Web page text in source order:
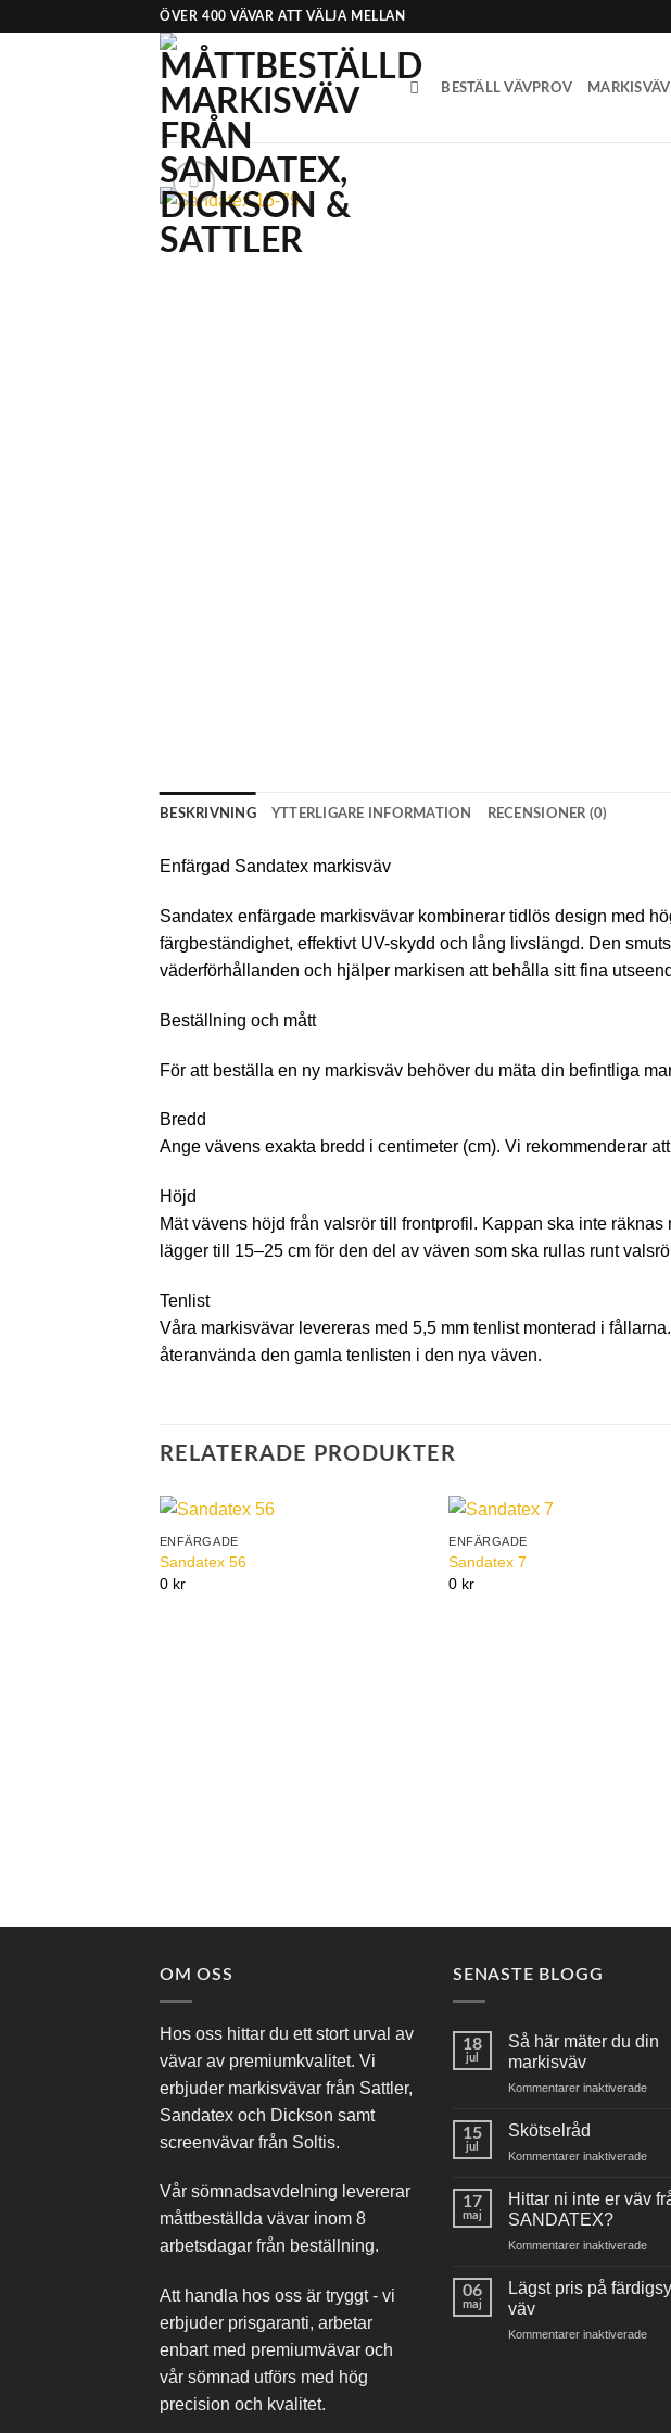
ÖVER 400 VÄVAR ATT VÄLJA MELLAN
BESTÄLL VÄVPROV MARKISVÄV
BESKRIVNING YTTERLIGARE INFORMATION RECENSIONER (0)
Enfärgad Sandatex markisväv
Sandatex enfärgade markisvävar kombinerar tidlös design med
färgbeständighet, effektivt UV-skydd och lång livslängd. Den
väderförhållanden och hjälper markisen att behålla sitt fina
Beställning och mått
För att beställa en ny markisväv behöver du mäta din befintliga
Bredd
Ange vävens exakta bredd i centimeter (cm). Vi rekommenderar
Höjd
Mät vävens höjd från valsrör till frontprofil. Kappan ska inte
lägger till 15–25 cm för den del av väven som ska rullas runt
Tenlist
Våra markisvävar levereras med 5,5 mm tenlist monterad i
återanvända den gamla tenlisten i den nya väven.
RELATERADE PRODUKTER
ENFÄRGADE
Sandatex 56
0 kr
ENFÄRGADE
Sandatex 7
0 kr
OM OSS
Hos oss hittar du ett stort urval av
vävar av premiumkvalitet. Vi
erbjuder markisvävar från Sattler,
Sandatex och Dickson samt
screenvävar från Soltis.
Vår sömnadsavdelning levererar
måttbeställda vävar inom 8
arbetsdagar från beställning.
Att handla hos oss är tryggt - vi
erbjuder prisgaranti, arbetar
enbart med premiumvävar och
vår sömnad utförs med hög
precision och kvalitet.
SENASTE BLOGG
18
jul
Så här mäter du din
markisväv
Kommentarer inaktiveradeför
du
15
jul
Skötselråd
Kommentarer inaktiveradeför
17
maj
Hittar ni inte er väv
SANDATEX?
Kommentarer inaktiveradeför
inte
väv
06
maj
Lägst pris på
väv
Kommentarer inaktiveradeför